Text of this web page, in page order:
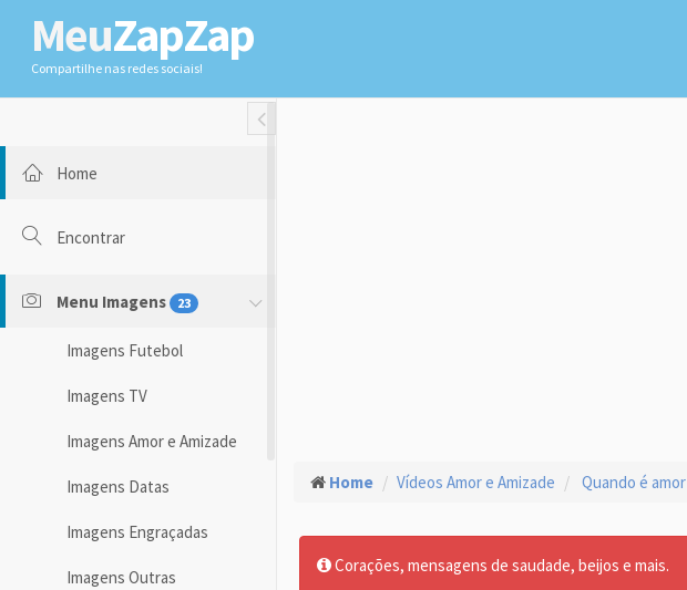
MeuZapZap
Compartilhe nas redes sociais!
Toggle Fullwidth
Home
Encontrar
Menu Imagens 23
Imagens Futebol
Imagens TV
Imagens Amor e Amizade
Imagens Datas
Imagens Engraçadas
Imagens Outras
Home Vídeos Amor e Amizade Quando é amor
Corações, mensagens de saudade, beijos e mais.